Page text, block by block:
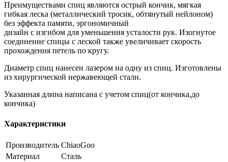
Преимуществами спиц являются острый кончик, мягкая
гибкая леска (металлический тросик, обтянутый нейлоном)
без эффекта памяти, эргономичный
дизайн с изгибом для уменьшения усталости рук. Изогнутое
соединение спицы с леской также увеличивает скорость
прохождения петель по кругу.
Диаметр спиц нанесен лазером на одну из спиц. Изготовлены
из хирургической нержавеющей стали.
Указанная длина написана с учетом спиц(от кончика,до
кончика)
Характеристики
Производитель ChiaoGoo
Материал
Сталь